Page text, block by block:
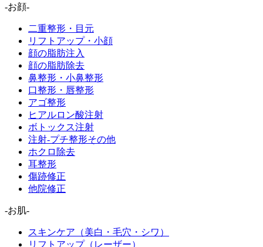
-お顔-
二重整形・目元
リフトアップ・小顔
顔の脂肪注入
顔の脂肪除去
鼻整形・小鼻整形
口整形・唇整形
アゴ整形
ヒアルロン酸注射
ボトックス注射
注射-プチ整形その他
ホクロ除去
耳整形
傷跡修正
他院修正
-お肌-
スキンケア（美白・毛穴・シワ）
リフトアップ（レーザー）